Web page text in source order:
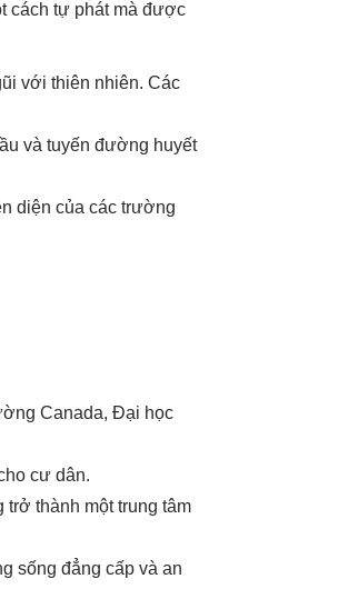
cách tự phát mà được
với thiên nhiên. Các
và tuyến đường huyết
diện của các trường
Canada, Đại học
cư dân.
thành một trung tâm
sống đẳng cấp và an